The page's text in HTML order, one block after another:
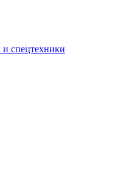
и спецтехники